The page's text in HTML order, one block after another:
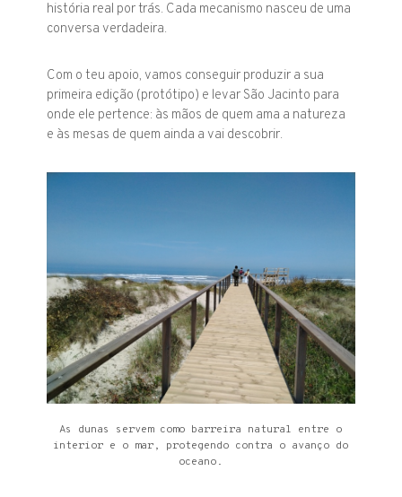
história real por trás. Cada mecanismo nasceu de uma
conversa verdadeira.
Com o teu apoio, vamos conseguir produzir a sua
primeira edição (protótipo) e levar São Jacinto para
onde ele pertence: às mãos de quem ama a natureza
e às mesas de quem ainda a vai descobrir.
As dunas servem como barreira natural entre o
interior e o mar, protegendo contra o avanço do
oceano.